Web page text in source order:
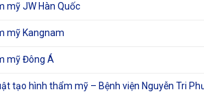
mỹ JW Hàn Quốc
mỹ Kangnam
mỹ Đông Á
tạo hình thẩm mỹ – Bệnh viện Nguyễn Tri